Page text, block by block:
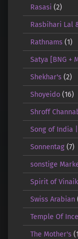
Rasasi (2)
Rasbihari Lal
Rathnams(1)
Satya [BNG +
Shekhar's(2)
Shoyeido(16)
Shroff
Song of India
Sonnentag(7)
sonstige
Spirit of
Swiss Arabian
Temple Of
The Mother's